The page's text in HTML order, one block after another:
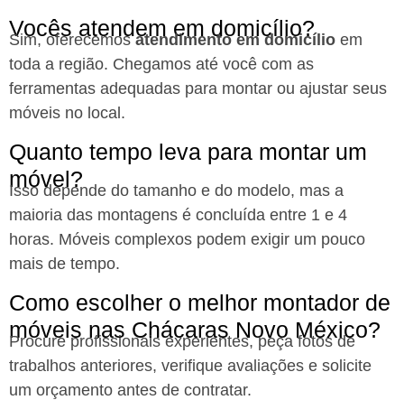
Vocês atendem em domicílio?
Sim, oferecemosatendimento em domicílio em
toda a região. Chegamos até você com as
ferramentas adequadas para montar ou ajustar seus
móveis no local.
Quanto tempo leva para montar um
móvel?
Isso depende do tamanho e do modelo, mas a
maioria das montagens é concluída entre 1 e 4
horas. Móveis complexos podem exigir um pouco
mais de tempo.
Como escolher o melhor montador de
móveis nas Chácaras Novo México?
Procure profissionais experientes, peça fotos de
trabalhos anteriores, verifique avaliações e solicite
um orçamento antes de contratar.